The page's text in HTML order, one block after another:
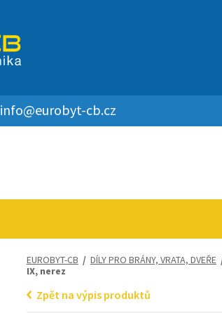
info@eurobyt-cb.cz
EUROBYT-CB / DÍLY PRO BRÁNY, VRATA, DVEŘE
IX, nerez
Zpět na výpis produktů